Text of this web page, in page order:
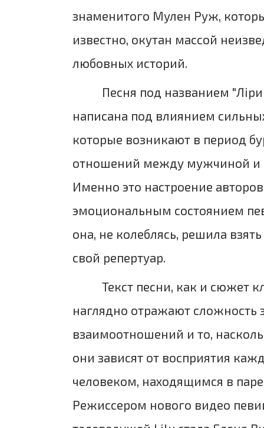
знаменитого Мулен Руж,
известно, окутан массой
любовных историй.
Песня под названием
написана под влиянием
которые возникают в период
отношений между мужчиной
Именно это настроение
эмоциональным состоянием
она, не колеблясь, решила
свой репертуар.
Текст песни, как и сюжет
наглядно отражают сложность
взаимоотношений и то,
они зависят от восприятия
человеком, находящимся в
Режиссером нового видео